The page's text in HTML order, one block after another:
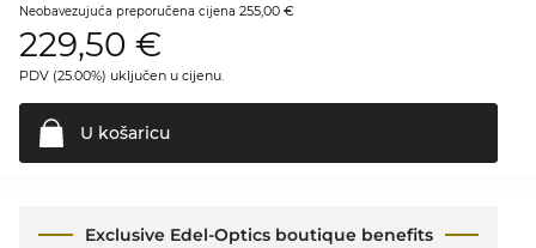
Neobavezujuća preporučena cijena 255,00 €
229,50 €
PDV (25.00%) uključen u cijenu.
U košaricu
Exclusive Edel-Optics boutique benefits